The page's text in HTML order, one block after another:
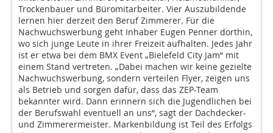
Trockenbauer und Büromitarbeiter. Vier Auszubildende
lernen hier derzeit den Beruf Zimmerer. Für die
Nachwuchswerbung geht Inhaber Eugen Penner dorthin,
wo sich junge Leute in ihrer Freizeit aufhalten. Jedes Jahr
ist er etwa bei dem BMX Event „Bielefeld City Jam“ mit
einem Stand vertreten. „Dabei machen wir keine gezielte
Nachwuchswerbung, sondern verteilen Flyer, zeigen uns
als Betrieb und sorgen dafür, dass das ZEP-Team
bekannter wird. Dann erinnern sich die Jugendlichen bei
der Berufswahl eventuell an uns“, sagt der Dachdecker-
und Zimmerermeister. Markenbildung ist Teil des Erfolgs